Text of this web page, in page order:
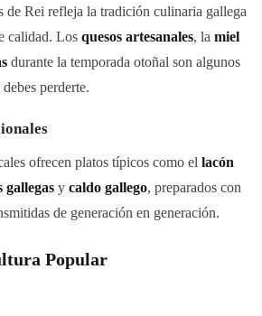
de Rei refleja la tradición culinaria gallega
calidad. Los quesos artesanales, la miel
durante la temporada otoñal son algunos
perderte.
ofrecen platos típicos como el lacón
gallegas y caldo gallego, preparados con
de generación en generación.
Popular